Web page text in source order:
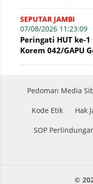
SEPUTAR JAMBI
07/08/2026 11:23:09
Peringati HUT ke-1
Korem 042/GAPU
Pedoman Media
Kode Etik Hak
SOP
©